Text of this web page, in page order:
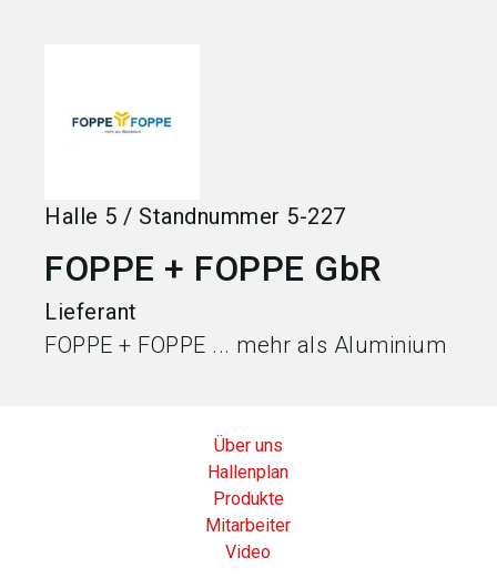
Halle 5 / Standnummer 5-227
FOPPE + FOPPE GbR
Lieferant
FOPPE + FOPPE ... mehr als Aluminium
Über uns
Hallenplan
Produkte
Mitarbeiter
Video